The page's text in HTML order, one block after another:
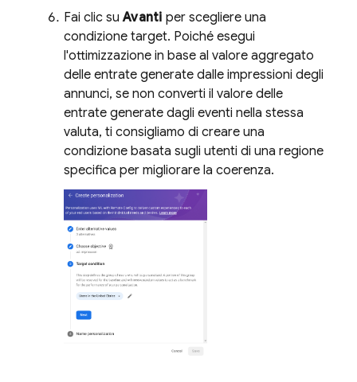
Fai clic suAvanti per scegliere una
condizione target. Poiché esegui
l'ottimizzazione in base al valore aggregato
delle entrate generate dalle impressioni degli
annunci, se non converti il valore delle
entrate generate dagli eventi nella stessa
valuta, ti consigliamo di creare una
condizione basata sugli utenti di una regione
specifica per migliorare la coerenza.